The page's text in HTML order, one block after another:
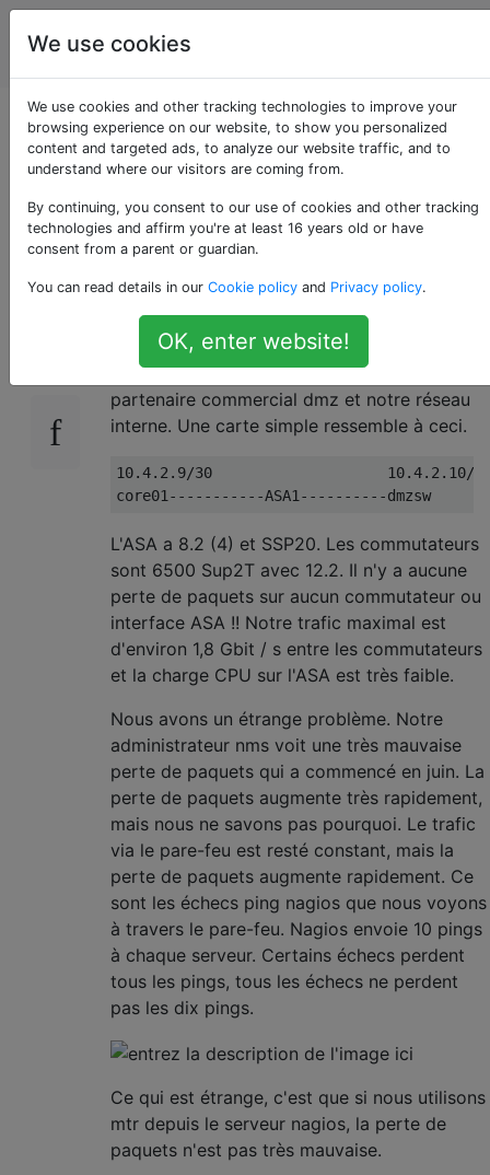
Ingénierie
de réseau
Trouver la perte
transparente de
paquets de pare-feu
Nous utilisons Cisco ASA 5585 en mode
transparent layer2. La configuration est
seulement deux liaisons 10GE entre notre
partenaire commercial dmz et notre réseau
interne. Une carte simple ressemble à ceci.
10.4.2.9/30                    10.4.2.10/
L'ASA a 8.2 (4) et SSP20. Les commutateurs
sont 6500 Sup2T avec 12.2. Il n'y a aucune
perte de paquets sur aucun commutateur ou
interface ASA !! Notre trafic maximal est
d'environ 1,8 Gbit / s entre les commutateurs
et la charge CPU sur l'ASA est très faible.
Nous avons un étrange problème. Notre
administrateur nms voit une très mauvaise
perte de paquets qui a commencé en juin. La
perte de paquets augmente très rapidement,
mais nous ne savons pas pourquoi. Le trafic
via le pare-feu est resté constant, mais la
perte de paquets augmente rapidement. Ce
sont les échecs ping nagios que nous voyons
à travers le pare-feu. Nagios envoie 10 pings
à chaque serveur. Certains échecs perdent
tous les pings, tous les échecs ne perdent
pas les dix pings.
Ce qui est étrange, c'est que si nous utilisons
mtr depuis le serveur nagios, la perte de
paquets n'est pas très mauvaise.
We use cookies
We use cookies and other tracking technologies to improve your
browsing experience on our website, to show you personalized
content and targeted ads, to analyze our website traffic, and to
understand where our visitors are coming from.
By continuing, you consent to our use of cookies and other tracking
technologies and affirm you're at least 16 years old or have
consent from a parent or guardian.
You can read details in our Cookie policy and Privacy policy.
OK, enter website!